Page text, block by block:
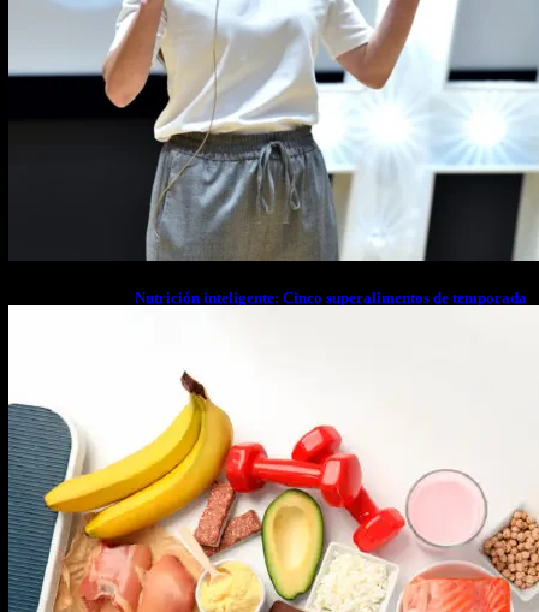
Nutrición inteligente: Cinco superalimentos de temporada